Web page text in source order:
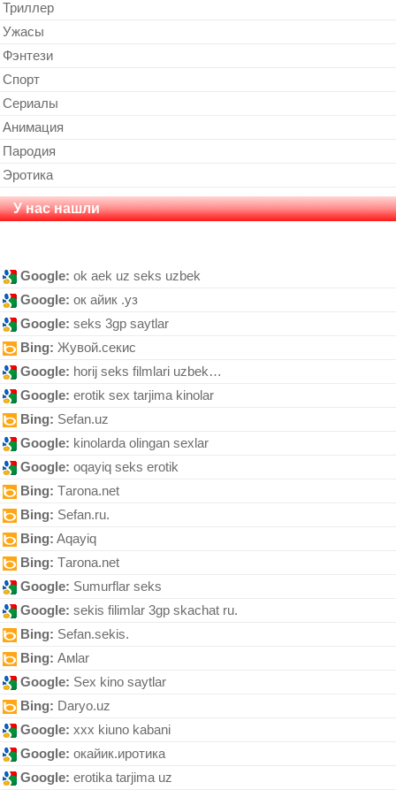
Триллер
Ужасы
Фэнтези
Спорт
Сериалы
Анимация
Пародия
Эротика
У нас нашли
Google: ok aek uz seks uzbek
Google: ок айик .уз
Google: seks 3gp saytlar
Bing: Жувой.секис
Google: horij seks filmlari uzbek…
Google: erotik sex tarjima kinolar
Bing: Sefаn.uz
Google: kinolarda olingan sexlar
Google: oqayiq sеks еrotik
Bing: Tаronа.net
Bing: Sеfаn.ru.
Bing: Aqayiq
Bing: Tаronа.nеt
Google: Sumurflar seks
Google: sekis filimlar 3gp skachat ru.
Bing: Sefan.sekis.
Bing: Амlаr
Google: Sex kino saytlar
Bing: Dаryo.uz
Google: xxx kiuno kabani
Google: окайик.иротика
Google: erotika tarjima uz